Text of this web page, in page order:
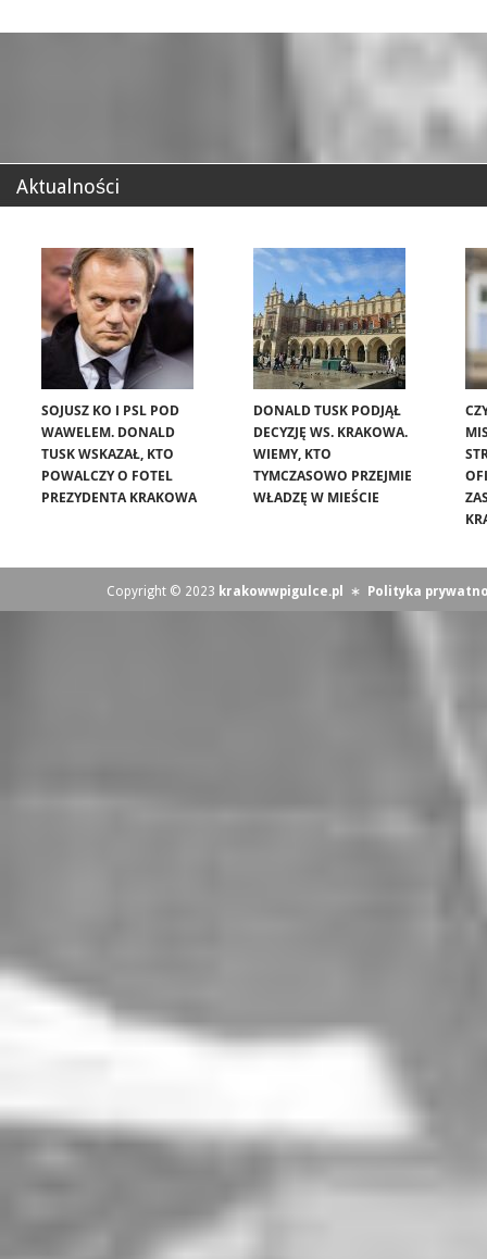
Aktualności
SOJUSZ KO I PSL POD
WAWELEM. DONALD
TUSK WSKAZAŁ, KTO
POWALCZY O FOTEL
PREZYDENTA KRAKOWA
DONALD TUSK PODJĄŁ
DECYZJĘ WS. KRAKOWA.
WIEMY, KTO
TYMCZASOWO PRZEJMIE
WŁADZĘ W MIEŚCIE
Copyright © 2023 krakowwpigulce.pl ∗ Polityka